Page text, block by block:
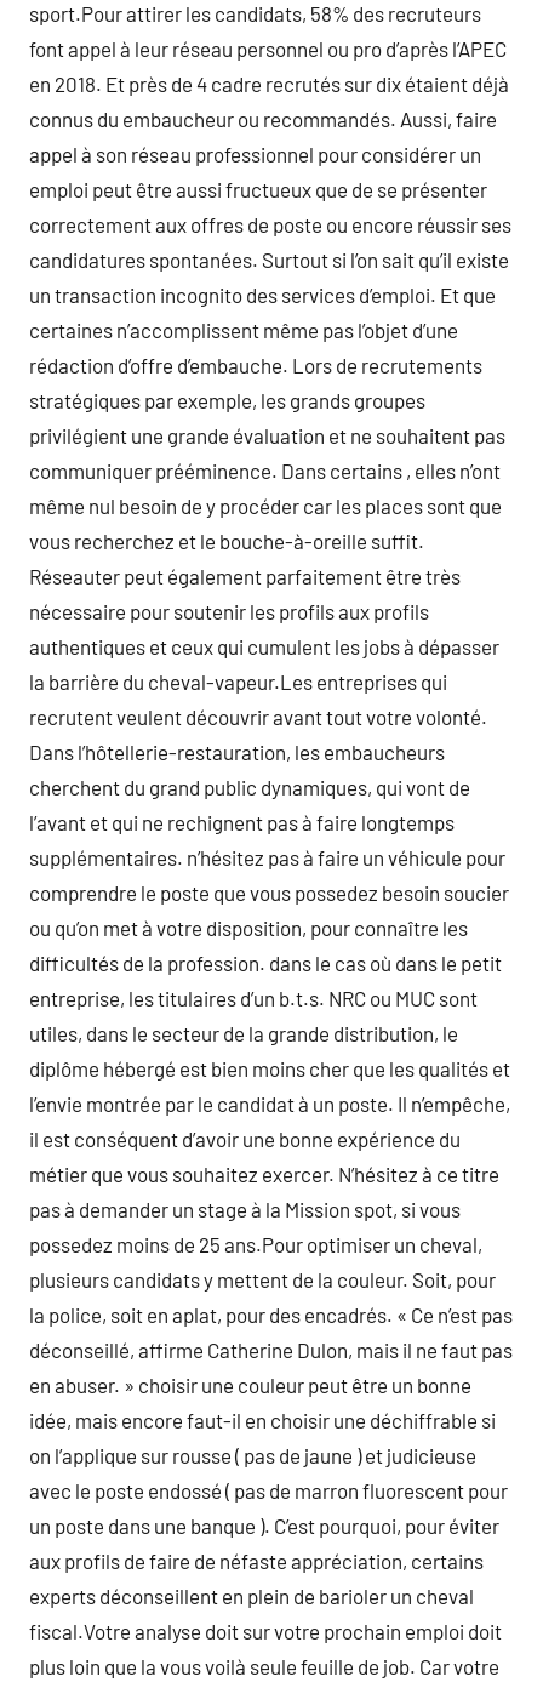
sport.Pour attirer les candidats, 58% des recruteurs
font appel à leur réseau personnel ou pro d’après l’APEC
en 2018. Et près de 4 cadre recrutés sur dix étaient déjà
connus du embaucheur ou recommandés. Aussi, faire
appel à son réseau professionnel pour considérer un
emploi peut être aussi fructueux que de se présenter
correctement aux offres de poste ou encore réussir ses
candidatures spontanées. Surtout si l’on sait qu’il existe
un transaction incognito des services d’emploi. Et que
certaines n’accomplissent même pas l’objet d’une
rédaction d’offre d’embauche. Lors de recrutements
stratégiques par exemple, les grands groupes
privilégient une grande évaluation et ne souhaitent pas
communiquer prééminence. Dans certains , elles n’ont
même nul besoin de y procéder car les places sont que
vous recherchez et le bouche-à-oreille suffit.
Réseauter peut également parfaitement être très
nécessaire pour soutenir les profils aux profils
authentiques et ceux qui cumulent les jobs à dépasser
la barrière du cheval-vapeur.Les entreprises qui
recrutent veulent découvrir avant tout votre volonté.
Dans l’hôtellerie-restauration, les embaucheurs
cherchent du grand public dynamiques, qui vont de
l’avant et qui ne rechignent pas à faire longtemps
supplémentaires. n’hésitez pas à faire un véhicule pour
comprendre le poste que vous possedez besoin soucier
ou qu’on met à votre disposition, pour connaître les
difficultés de la profession. dans le cas où dans le petit
entreprise, les titulaires d’un b.t.s. NRC ou MUC sont
utiles, dans le secteur de la grande distribution, le
diplôme hébergé est bien moins cher que les qualités et
l’envie montrée par le candidat à un poste. Il n’empêche,
il est conséquent d’avoir une bonne expérience du
métier que vous souhaitez exercer. N’hésitez à ce titre
pas à demander un stage à la Mission spot, si vous
possedez moins de 25 ans.Pour optimiser un cheval,
plusieurs candidats y mettent de la couleur. Soit, pour
la police, soit en aplat, pour des encadrés. « Ce n’est pas
déconseillé, affirme Catherine Dulon, mais il ne faut pas
en abuser. » choisir une couleur peut être un bonne
idée, mais encore faut-il en choisir une déchiffrable si
on l’applique sur rousse ( pas de jaune ) et judicieuse
avec le poste endossé ( pas de marron fluorescent pour
un poste dans une banque ). C’est pourquoi, pour éviter
aux profils de faire de néfaste appréciation, certains
experts déconseillent en plein de barioler un cheval
fiscal.Votre analyse doit sur votre prochain emploi doit
plus loin que la vous voilà seule feuille de job. Car votre